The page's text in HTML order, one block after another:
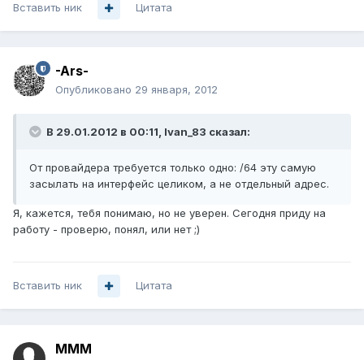
Вставить ник Цитата
-Ars-
Опубликовано 29 января, 2012
В 29.01.2012 в 00:11, Ivan_83 сказал:
От провайдера требуется только одно: /64 эту самую
засылать на интерфейс целиком, а не отдельный адрес.
Я, кажется, тебя понимаю, но не уверен. Сегодня приду на
работу - проверю, понял, или нет ;)
Вставить ник Цитата
MMM